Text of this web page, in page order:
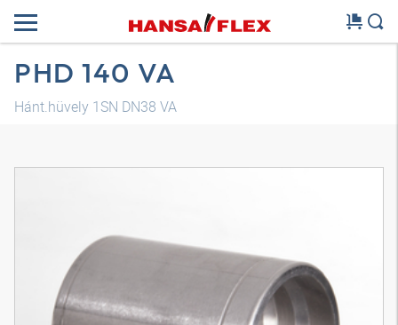
PHD 140 VA
Hánt.hüvely 1SN DN38 VA